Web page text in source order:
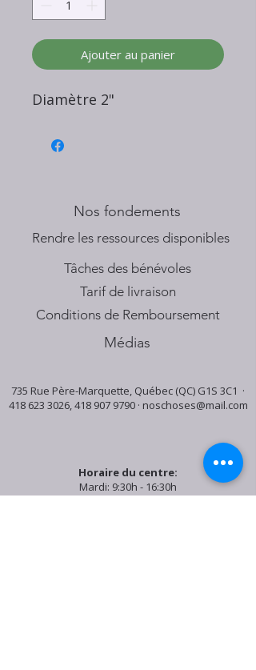
Ajouter au panier
Diamètre 2"
Nos fondements
​Rendre les ressources disponibles
Tâches des bénévoles
Tarif de livraison
Conditions de Remboursement
Médias
735 Rue Père-Marquette, Québec (QC) G1S 3C1 ·
418 623 3026,418 907 9790· noschoses@mail.com
Horaire du centre:
Mardi: 9:30h - 16:30h